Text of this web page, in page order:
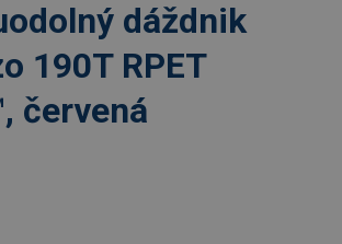
dáždnik
190T RPET
červená